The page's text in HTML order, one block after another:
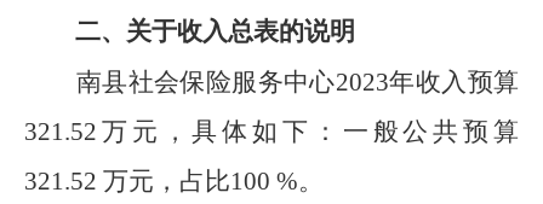
二、 关于收入总表的说明
南县社会保险服务中心2023年收入预算
321.52 万元，具体如下 ：一般公共预算
321.52 万元，占 比100 %。